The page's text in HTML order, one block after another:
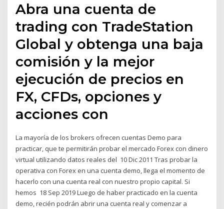
Abra una cuenta de
trading con TradeStation
Global y obtenga una baja
comisión y la mejor
ejecución de precios en
FX, CFDs, opciones y
acciones con
La mayoría de los brokers ofrecen cuentas Demo para
practicar, que te permitirán probar el mercado Forex con dinero
virtual utilizando datos reales del 10 Dic 2011 Tras probar la
operativa con Forex en una cuenta demo, llega el momento de
hacerlo con una cuenta real con nuestro propio capital. Si
hemos 18 Sep 2019 Luego de haber practicado en la cuenta
demo, recién podrán abrir una cuenta real y comenzar a